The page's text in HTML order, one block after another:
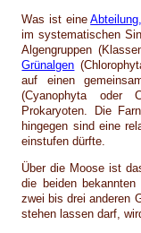
Was ist eine
im systematischen
Algengruppen
Grünalgen
auf einen
(Cyanophyta oder
Prokaryoten. Die
hingegen sind eine
einstufen dürfte.
Über die Moose ist
die beiden bekannten
zwei bis drei anderen
stehen lassen darf,